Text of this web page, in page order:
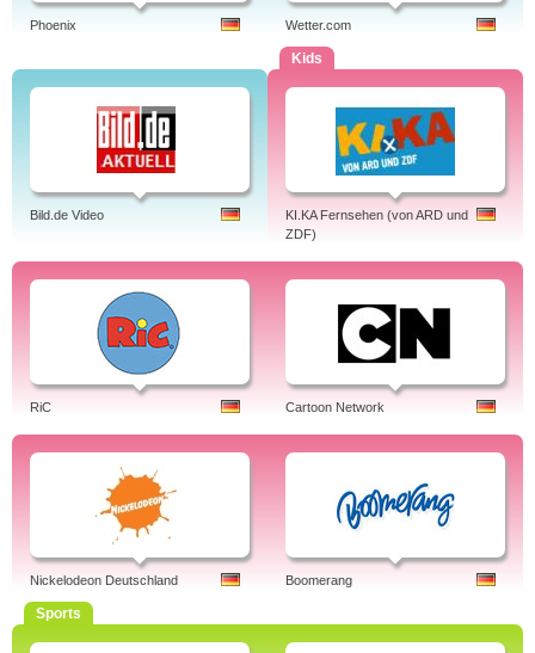
Phoenix Wetter.com
Bild.de Video
Kids
KI.KA Fernsehen (von ARD und
ZDF)
RiC Cartoon Network
Nickelodeon Deutschland Boomerang
Sports